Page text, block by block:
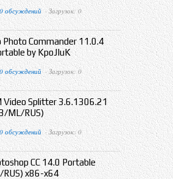
0 обсуждений · Загрузок: 0
Photo Commander 11.0.4
by KpoJIuK
0 обсуждений · Загрузок: 0
Video Splitter 3.6.1306.21
ML/RUS)
0 обсуждений · Загрузок: 0
CC 14.0 Portable
x86-x64